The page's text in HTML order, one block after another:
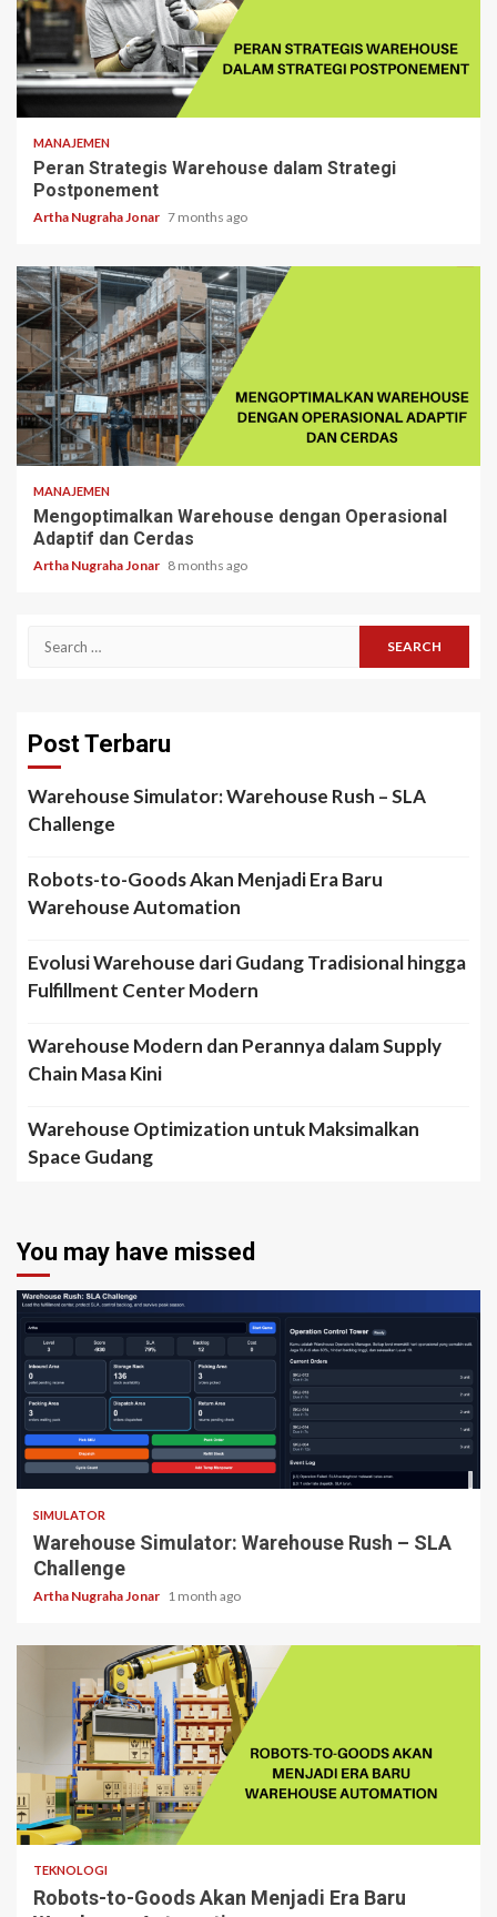
5 min read
MANAJEMEN
Peran Strategis Warehouse dalam Strategi
Postponement
Artha Nugraha Jonar 7 months ago
5 min read
MANAJEMEN
Mengoptimalkan Warehouse dengan Operasional
Adaptif dan Cerdas
Artha Nugraha Jonar 8 months ago
Search
Post Terbaru
Warehouse Simulator: Warehouse Rush – SLA
Challenge
Robots-to-Goods Akan Menjadi Era Baru
Warehouse Automation
Evolusi Warehouse dari Gudang Tradisional hingga
Fulfillment Center Modern
Warehouse Modern dan Perannya dalam Supply
Chain Masa Kini
Warehouse Optimization untuk Maksimalkan
Space Gudang
You may have missed
2 min read
SIMULATOR
Warehouse Simulator: Warehouse Rush – SLA
Challenge
Artha Nugraha Jonar 1 month ago
5 min read
TEKNOLOGI
Robots-to-Goods Akan Menjadi Era Baru